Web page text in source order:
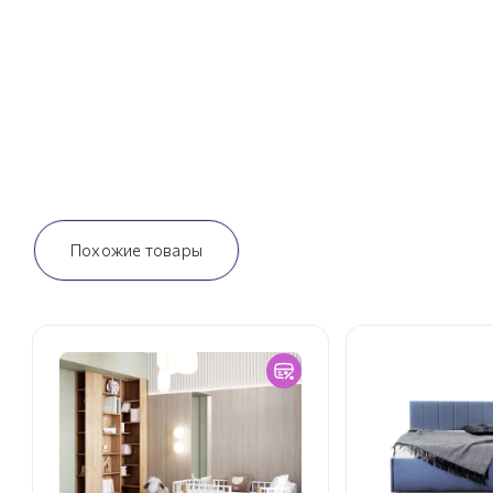
Похожие товары